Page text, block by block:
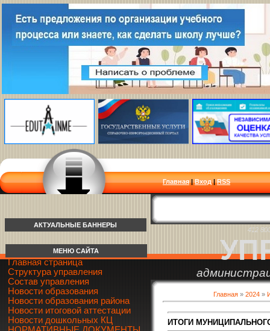
Главная |Вход|RSS
412
АКТУАЛЬНЫЕ БАННЕРЫ
Главная »2024 »
ИТОГИ
МЕНЮ САЙТА
Главная страница
Структура управления
Состав управления
Новости образования
Новости образования района
Новости итоговой аттестации
Новости дошкольных КЦ